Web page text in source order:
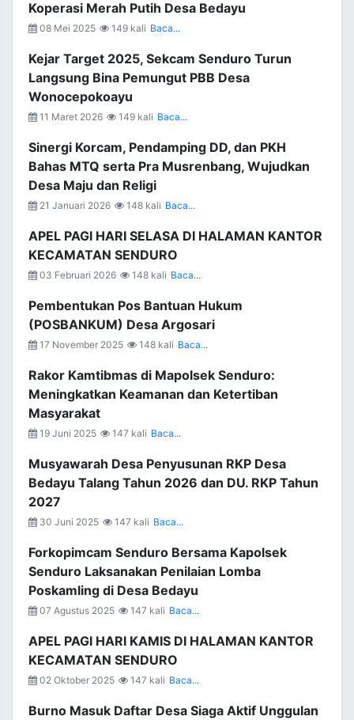
Koperasi Merah Putih Desa Bedayu
08 Mei 2025 149 kali Baca...
Kejar Target 2025, Sekcam Senduro Turun
Langsung Bina Pemungut PBB Desa
Wonocepokoayu
11 Maret 2026 149 kali Baca...
Sinergi Korcam, Pendamping DD, dan PKH
Bahas MTQ serta Pra Musrenbang, Wujudkan
Desa Maju dan Religi
21 Januari 2026 148 kali Baca...
APEL PAGI HARI SELASA DI HALAMAN KANTOR
KECAMATAN SENDURO
03 Februari 2026 148 kali Baca...
Pembentukan Pos Bantuan Hukum
(POSBANKUM) Desa Argosari
17 November 2025 148 kali Baca...
Rakor Kamtibmas di Mapolsek Senduro:
Meningkatkan Keamanan dan Ketertiban
Masyarakat
19 Juni 2025 147 kali Baca...
Musyawarah Desa Penyusunan RKP Desa
Bedayu Talang Tahun 2026 dan DU. RKP Tahun
2027
30 Juni 2025 147 kali Baca...
Forkopimcam Senduro Bersama Kapolsek
Senduro Laksanakan Penilaian Lomba
Poskamling di Desa Bedayu
07 Agustus 2025 147 kali Baca...
APEL PAGI HARI KAMIS DI HALAMAN KANTOR
KECAMATAN SENDURO
02 Oktober 2025 147 kali Baca...
Burno Masuk Daftar Desa Siaga Aktif Unggulan